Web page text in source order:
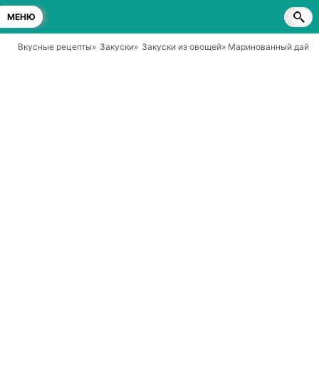
МЕНЮ
Вкусные рецепты» Закуски» Закуски из овощей» Маринованный